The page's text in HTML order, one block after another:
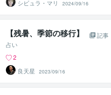
シビュラ・マリ 2024/09/16
【残暑、季節の移行】
記事
占い
2
良天星
2023/09/16